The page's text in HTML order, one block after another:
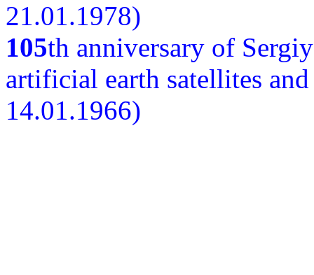
21.01.1978)
105th anniversary of
artificial earth satellites
14.01.1966)